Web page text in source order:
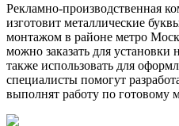
Рекламно-производственная
изготовит металлические
монтажом в районе метро
можно заказать для
также использовать для
специалисты помогут
выполнят работу по готовому